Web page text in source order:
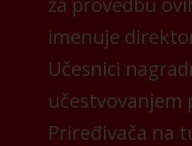
imenuje
Učesnici
učestvovanjem
Priređivača na